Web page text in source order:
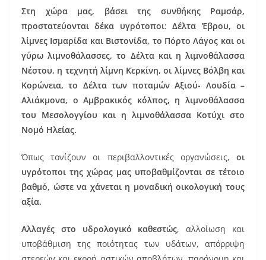
Στη χώρα μας, βάσει της συνθήκης Ραμσάρ,
προστατεύονται δέκα υγρότοποι:Δέλτα Έβρου, οι
λίμνες Ισμαρίδα και Βιστονίδα, το Πόρτο Λάγος και οι
γύρω λιμνοθάλασσες, το Δέλτα και η λιμνοθάλασσα
Νέστου, η τεχνητή λίμνη Κερκίνη, οι λίμνες Βόλβη και
Κορώνεια, το Δέλτα των ποταμών Αξιού- Λουδία –
Αλιάκμονα, ο Αμβρακικός κόλπος, η λιμνοθάλασσα
του Μεσολογγίου και η λιμνοθάλασσα Κοτύχι στο
Νομό Ηλείας.
Όπως τονίζουν οι περιβαλλοντικές οργανώσεις, οι
υγρότοποι της χώρας μας υποβαθμίζονται σε τέτοιο
βαθμό, ώστε να χάνεται η μοναδική οικολογική τους
αξία.
Αλλαγές στο υδρολογικό καθεστώς, αλλοίωση και
υποβάθμιση της ποιότητας των υδάτων, απόρριψη